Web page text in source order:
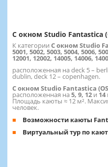
C окном Studio Fantastica
К категории C окном Studio
5001, 5002, 5003, 5004, 5006,
12001, 12002, 14005, 14006,
расположенная на deck 5 –
dublin, deck 12 – copenhagen.
C окном Studio Fantastica
расположенная на 5, 9, 12 и 14
Площадь каюты ≈ 12 м².
человек.
Возможности каюты
Виртуальный тур по